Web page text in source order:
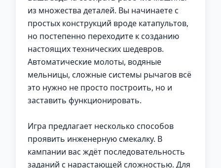
из множества деталей. Вы начинаете с
простых конструкций вроде катапультов,
но постепенно переходите к созданию
настоящих технических шедевров.
Автоматические молоты, водяные
мельницы, сложные системы рычагов всё
это нужно не просто построить, но и
заставить функционировать.
Игра предлагает несколько способов
проявить инженерную смекалку. В
кампании вас ждёт последовательность
заданий с нарастающей сложностью. Для